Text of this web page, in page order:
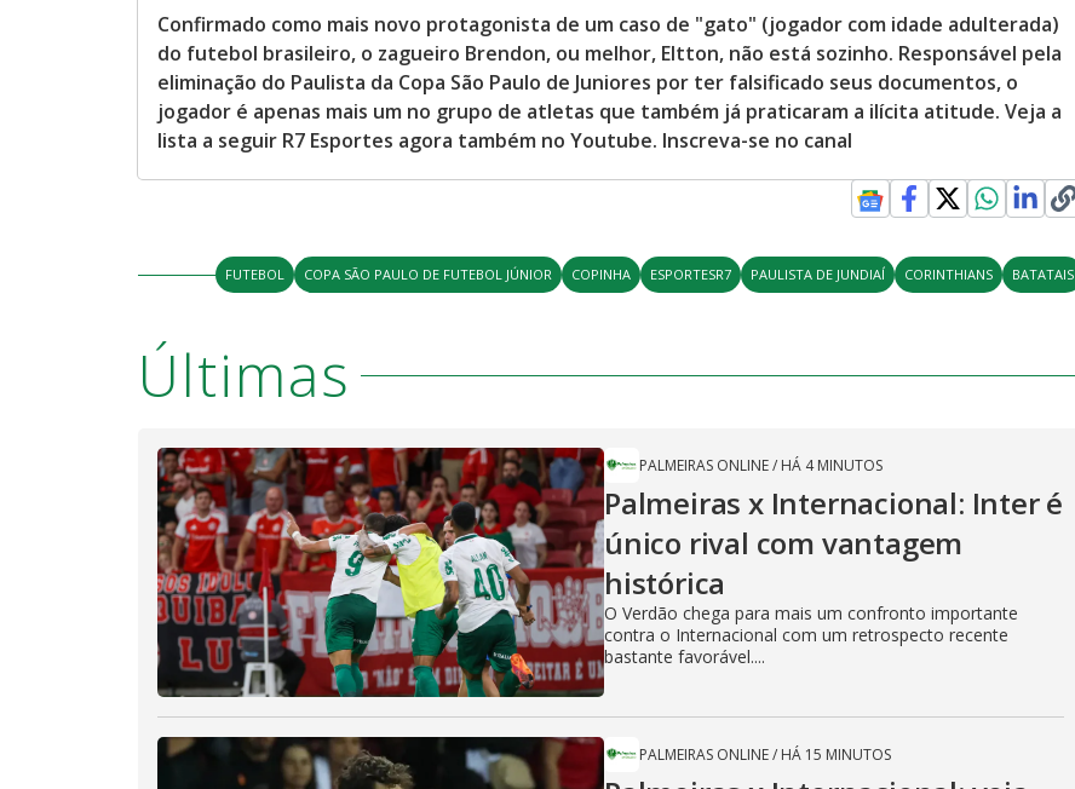
Confirmado como mais novo protagonista de um caso de "gato" (jogador com idade adulterada)
do futebol brasileiro, o zagueiro Brendon, ou melhor, Eltton, não está sozinho. Responsável pela
eliminação do Paulista da Copa São Paulo de Juniores por ter falsificado seus documentos, o
jogador é apenas mais um no grupo de atletas que também já praticaram a ilícita atitude. Veja a
lista a seguir R7 Esportes agora também no Youtube. Inscreva-se no canal
FUTEBOL COPA SÃO PAULO DE FUTEBOL JÚNIOR COPINHA ESPORTESR7 PAULISTA DE JUNDIAÍ CORINTHIANS BATATAIS
Últimas
PALMEIRAS ONLINE/ HÁ 4 MINUTOS
Palmeiras x Internacional: Inter é
único rival com vantagem
histórica
O Verdão chega para mais um confronto importante
contra o Internacional com um retrospecto recente
bastante favorável....
PALMEIRAS ONLINE/ HÁ 15 MINUTOS